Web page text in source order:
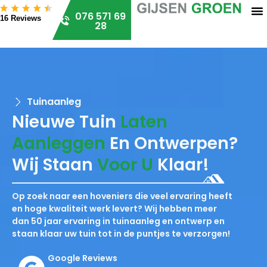
16 Reviews 076 571 69
28
Tuinaanleg
Nieuwe Tuin Laten
Aanleggen En Ontwerpen?
Wij Staan Voor U Klaar!
Op zoek naar een hoveniers die veel ervaring heeft
en hoge kwaliteit werk levert? Wij hebben meer
dan 50 jaar ervaring in tuinaanleg en ontwerp en
staan klaar uw tuin tot in de puntjes te verzorgen!
Google Reviews